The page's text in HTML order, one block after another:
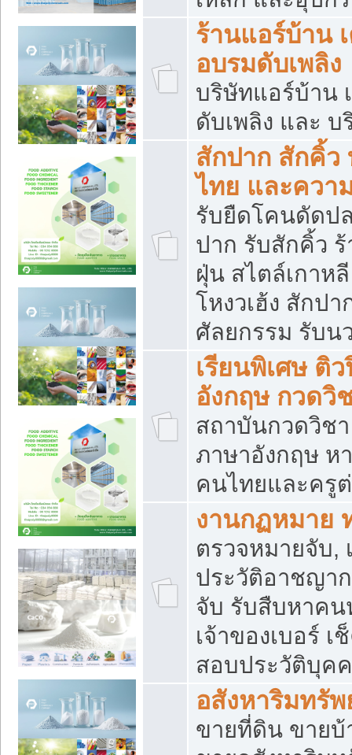
ร้านแอร์บ้าน
อบรมดับเพลิง
บริษัทแอร์บ้าน
ดับเพลิง และ
สักปาก สักคิ้
ไทย และควา
รับยืดโคนดัดป
ปาก รับสักคิ้ว
ฝุ่น สไตล์เกาห
โหงวเฮ้ง สักป
ศัลยกรรม รับน
เรียนพิเศษ ติ
อังกฤษ กวดวิ
สถาบันกวดวิช
ภาษาอังกฤษ ห
คนไทยและครู
งานกฏหมาย
ตรวจหมายจับ,
ประวัติอาชญา
จับ รับสืบหาคน
เจ้าของเบอร์
สอบประวัติบุค
อสังหาริมทรัพ
ขายที่ดิน ขายบ้